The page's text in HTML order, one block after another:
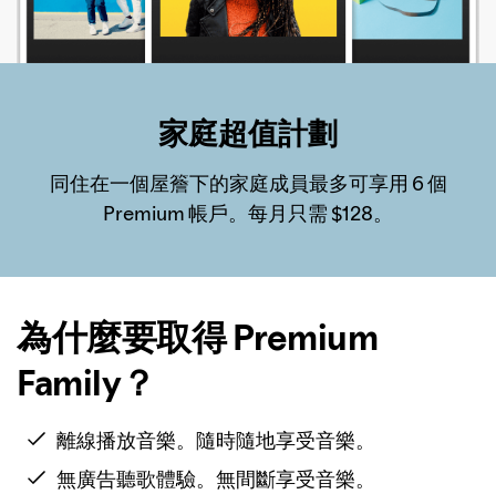
家庭超值計劃
同住在一個屋簷下的家庭成員最多可享用 6 個
Premium 帳戶。每月只需 $128。
為什麼要取得 Premium
Family？
離線播放音樂。隨時隨地享受音樂。
無廣告聽歌體驗。無間斷享受音樂。